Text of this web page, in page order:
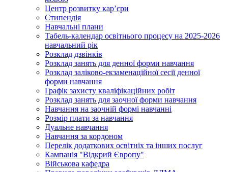
Центр розвитку кар’єри
Стипендія
Навчальні плани
Табель-календар освітнього процесу на 2025-2026
навчальний рік
Розклад дзвінків
Розклад занять для денної форми навчання
Розклад заліково-екзаменаційної сесії денної
форми навчання
Графік захисту кваліфікаційних робіт
Розклад занять для заочної форми навчання
Навчання на заочній формі навчанні
Розмір плати за навчання
Дуальне навчання
Навчання за кордоном
Перелік додаткових освітніх та інших послуг
Кампанія "Відкрий Європу"
Військова кафедра